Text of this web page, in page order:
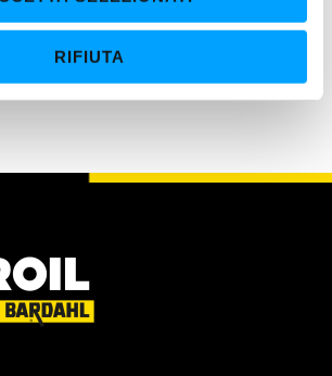
RIFIUTA
automatica o manuale